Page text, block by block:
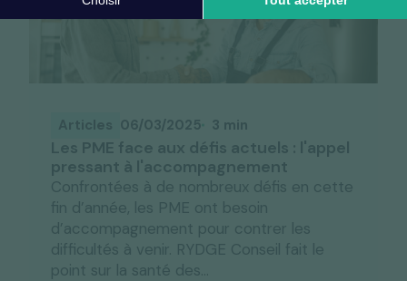
Articles 06/03/2025 3 min
Les PME face aux défis actuels : l'appel
pressant à l'accompagnement
Confrontées à de nombreux défis en cette
fin d’année, les PME ont besoin
d’accompagnement pour contrer les
difficultés à venir. RYDGE Conseil fait le
point sur la santé des...